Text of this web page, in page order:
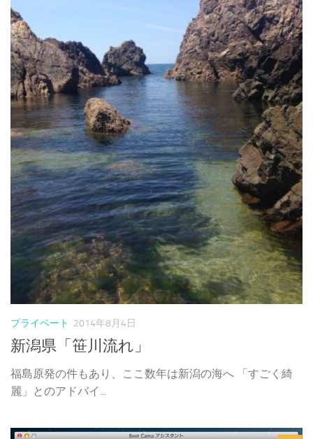
プライベート 2014年8月4日
新潟県「笹川流れ」
福島原発の件もあり、ここ数年は新潟の海へ 「すごく綺
麗」とのアドバイ...